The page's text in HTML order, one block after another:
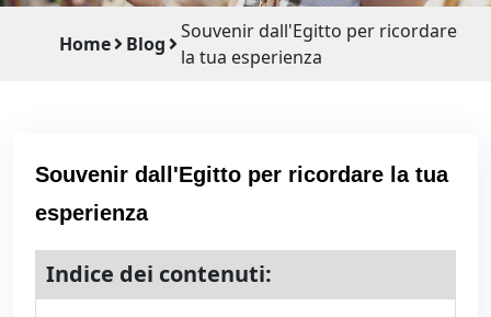
Home Blog
Souvenir dall'Egitto per ricordare
la tua esperienza
Souvenir dall'Egitto per ricordare la tua
esperienza
Indice dei contenuti: